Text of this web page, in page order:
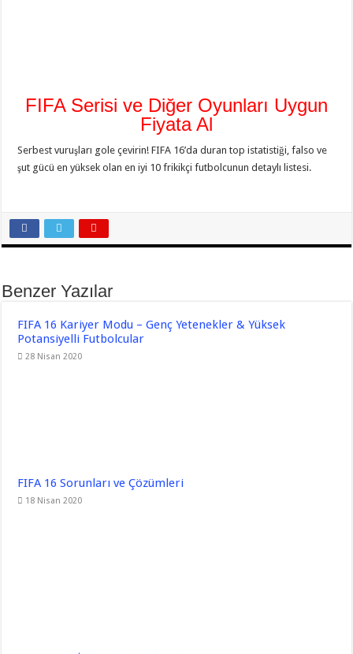
FIFA Serisi ve Diğer Oyunları Uygun
Fiyata Al
Serbest vuruşları gole çevirin! FIFA 16’da duran top istatistiği, falso ve
şut gücü en yüksek olan en iyi 10 frikikçi futbolcunun detaylı listesi.
Benzer Yazılar
FIFA 16 Kariyer Modu – Genç Yetenekler & Yüksek
Potansiyelli Futbolcular
28 Nisan 2020
FIFA 16 Sorunları ve Çözümleri
18 Nisan 2020